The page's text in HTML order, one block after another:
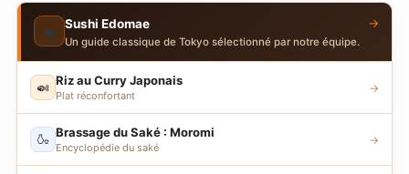
🍣 Sushi Edomae
Un guide classique de Tokyo sélectionné par notre équipe.
→
🍛 Riz au Curry Japonais
Plat réconfortant
→
🍶 Brassage du Saké : Moromi
Encyclopédie du saké
→